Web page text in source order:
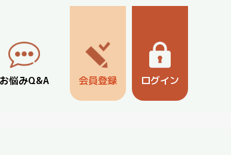
お悩みQ&A 会員登録 ログイン